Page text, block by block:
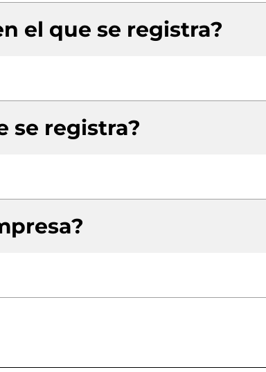
el que se registra?
se registra?